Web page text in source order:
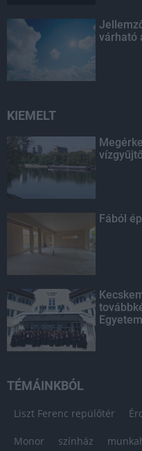
várható
KIEMELT
Fából
Egyetem
TÉMÁINKBÓL
Liszt Ferenc repülőtér
Monor színház